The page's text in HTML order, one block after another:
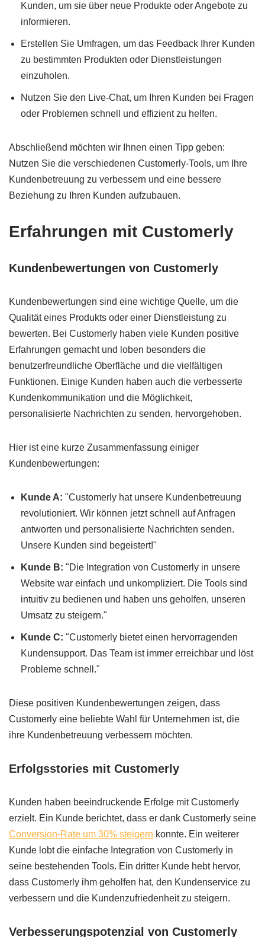
Kunden, um sie über neue Produkte oder Angebote zu
informieren.
Erstellen Sie Umfragen, um das Feedback Ihrer Kunden
zu bestimmten Produkten oder Dienstleistungen
einzuholen.
Nutzen Sie den Live-Chat, um Ihren Kunden bei Fragen
oder Problemen schnell und effizient zu helfen.
Abschließend möchten wir Ihnen einen Tipp geben:
Nutzen Sie die verschiedenen Customerly-Tools, um Ihre
Kundenbetreuung zu verbessern und eine bessere
Beziehung zu Ihren Kunden aufzubauen.
Erfahrungen mit Customerly
Kundenbewertungen von Customerly
Kundenbewertungen sind eine wichtige Quelle, um die
Qualität eines Produkts oder einer Dienstleistung zu
bewerten. Bei Customerly haben viele Kunden positive
Erfahrungen gemacht und loben besonders die
benutzerfreundliche Oberfläche und die vielfältigen
Funktionen. Einige Kunden haben auch die verbesserte
Kundenkommunikation und die Möglichkeit,
personalisierte Nachrichten zu senden, hervorgehoben.
Hier ist eine kurze Zusammenfassung einiger
Kundenbewertungen:
Kunde A: "Customerly hat unsere Kundenbetreuung
revolutioniert. Wir können jetzt schnell auf Anfragen
antworten und personalisierte Nachrichten senden.
Unsere Kunden sind begeistert!"
Kunde B: "Die Integration von Customerly in unsere
Website war einfach und unkompliziert. Die Tools sind
intuitiv zu bedienen und haben uns geholfen, unseren
Umsatz zu steigern."
Kunde C: "Customerly bietet einen hervorragenden
Kundensupport. Das Team ist immer erreichbar und löst
Probleme schnell."
Diese positiven Kundenbewertungen zeigen, dass
Customerly eine beliebte Wahl für Unternehmen ist, die
ihre Kundenbetreuung verbessern möchten.
Erfolgsstories mit Customerly
Kunden haben beeindruckende Erfolge mit Customerly
erzielt. Ein Kunde berichtet, dass er dank Customerly seine
Conversion-Rate um 30% steigern konnte. Ein weiterer
Kunde lobt die einfache Integration von Customerly in
seine bestehenden Tools. Ein dritter Kunde hebt hervor,
dass Customerly ihm geholfen hat, den Kundenservice zu
verbessern und die Kundenzufriedenheit zu steigern.
Verbesserungspotenzial von Customerly